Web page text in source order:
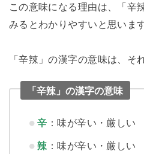
この意味になる理由は、「辛
みるとわかりやすいと思います
「辛辣」の漢字の意味は、そ
「辛辣」の漢字の意味
辛 ：味が辛い・厳しい
辣 ：味が辛い・厳しい